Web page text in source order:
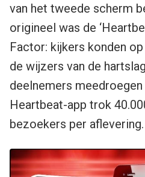
van het tweede scherm
origineel was de
Factor: kijkers konden
de wijzers van de
deelnemers meedroegen
Heartbeat-app trok
bezoekers per aflevering.